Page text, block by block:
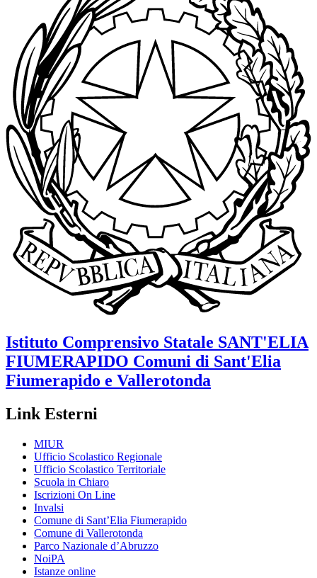
Istituto Comprensivo Statale SANT'ELIA
FIUMERAPIDO Comuni di Sant'Elia
Fiumerapido e Vallerotonda
Link Esterni
MIUR
Ufficio Scolastico Regionale
Ufficio Scolastico Territoriale
Scuola in Chiaro
Iscrizioni On Line
Invalsi
Comune di Sant’Elia Fiumerapido
Comune di Vallerotonda
Parco Nazionale d’Abruzzo
NoiPA
Istanze online